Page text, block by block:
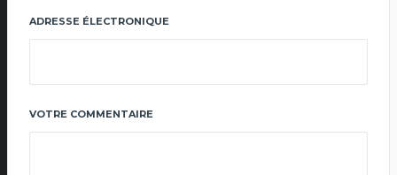
ADRESSE ÉLECTRONIQUE
VOTRE COMMENTAIRE